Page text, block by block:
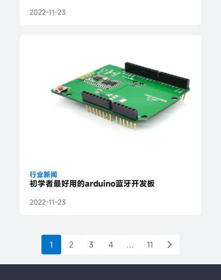
2022-11-23
行业新闻
初学者最好用的arduino蓝牙开发板
2022-11-23
1 2 3 4 … 11